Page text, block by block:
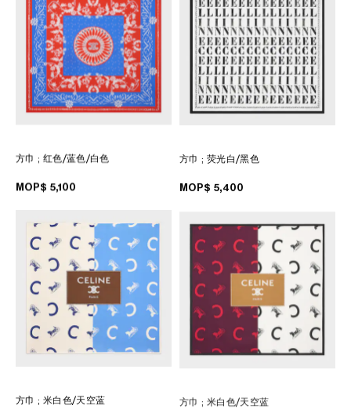
方巾 ; 红色/蓝色/白色
MOP$ 5,100
方巾; 荧光白/黑色
MOP$ 5,400
方巾; 米白色/天空蓝 方巾; 米白色/天空蓝
日本
柬埔寨
泰國
老撾
蒙古
越南
中東
南美洲
非洲
大洋洲
國際